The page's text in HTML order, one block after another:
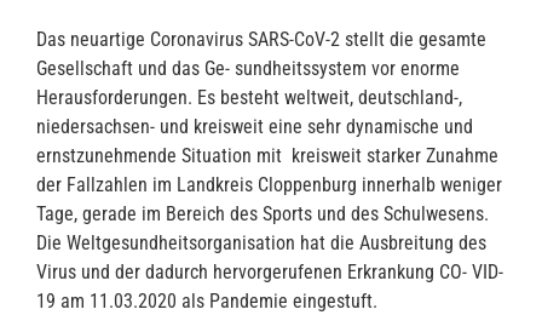
Das neuartige Coronavirus SARS-CoV-2 stellt die gesamte
Gesellschaft und das Ge- sundheitssystem vor enorme
Herausforderungen. Es besteht weltweit, deutschland-,
niedersachsen- und kreisweit eine sehr dynamische und
ernstzunehmende Situation mit kreisweit starker Zunahme
der Fallzahlen im Landkreis Cloppenburg innerhalb weniger
Tage, gerade im Bereich des Sports und des Schulwesens.
Die Weltgesundheitsorganisation hat die Ausbreitung des
Virus und der dadurch hervorgerufenen Erkrankung CO- VID-
19 am 11.03.2020 als Pandemie eingestuft.